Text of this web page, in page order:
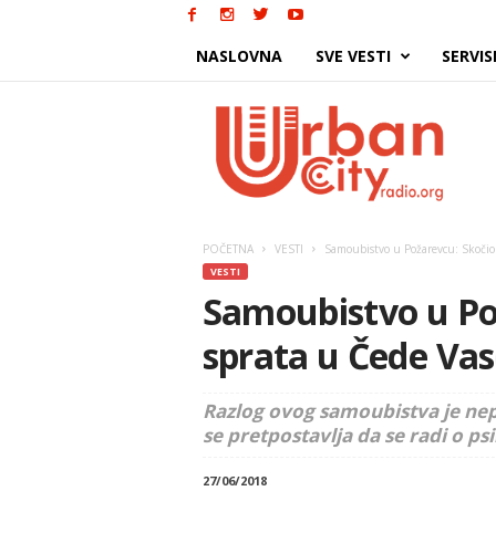
NASLOVNA SVE VESTI
POČETNA VESTI Samoubistvo u Požarevcu:
VESTI
Samoubistvo u
sprata u Čede
Razlog ovog samoubistva je
se pretpostavlja da se radi o
27/06/2018